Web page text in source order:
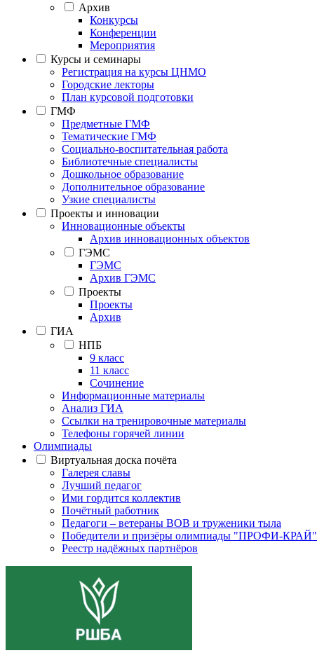
Архив
Конкурсы
Конференции
Мероприятия
Курсы и семинары
Регистрация на курсы ЦНМО
Городские лекторы
План курсовой подготовки
ГМФ
Предметные ГМФ
Тематические ГМФ
Социально-воспитательная работа
Библиотечные специалисты
Дошкольное образование
Дополнительное образование
Узкие специалисты
Проекты и инновации
Инновационные объекты
Архив инновационных объектов
ГЭМС
ГЭМС
Архив ГЭМС
Проекты
Проекты
Архив
ГИА
НПБ
9 класс
11 класс
Сочинение
Информационные материалы
Анализ ГИА
Ссылки на тренировочные материалы
Телефоны горячей линии
Олимпиады
Виртуальная доска почёта
Галерея славы
Лучший педагог
Ими гордится коллектив
Почётный работник
Педагоги – ветераны ВОВ и труженики тыла
Победители и призёры олимпиады "ПРОФИ-КРАЙ"
Реестр надёжных партнёров